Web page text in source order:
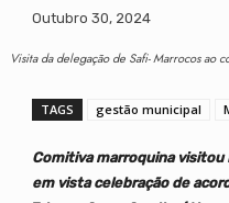
Outubro 30, 2024
Visita da delegação de Safi- Marrocos ao
TAGS gestão municipal
Comitiva marroquina
em vista celebração de